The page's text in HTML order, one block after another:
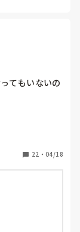
てもいないの
。
22 ・ 04/18